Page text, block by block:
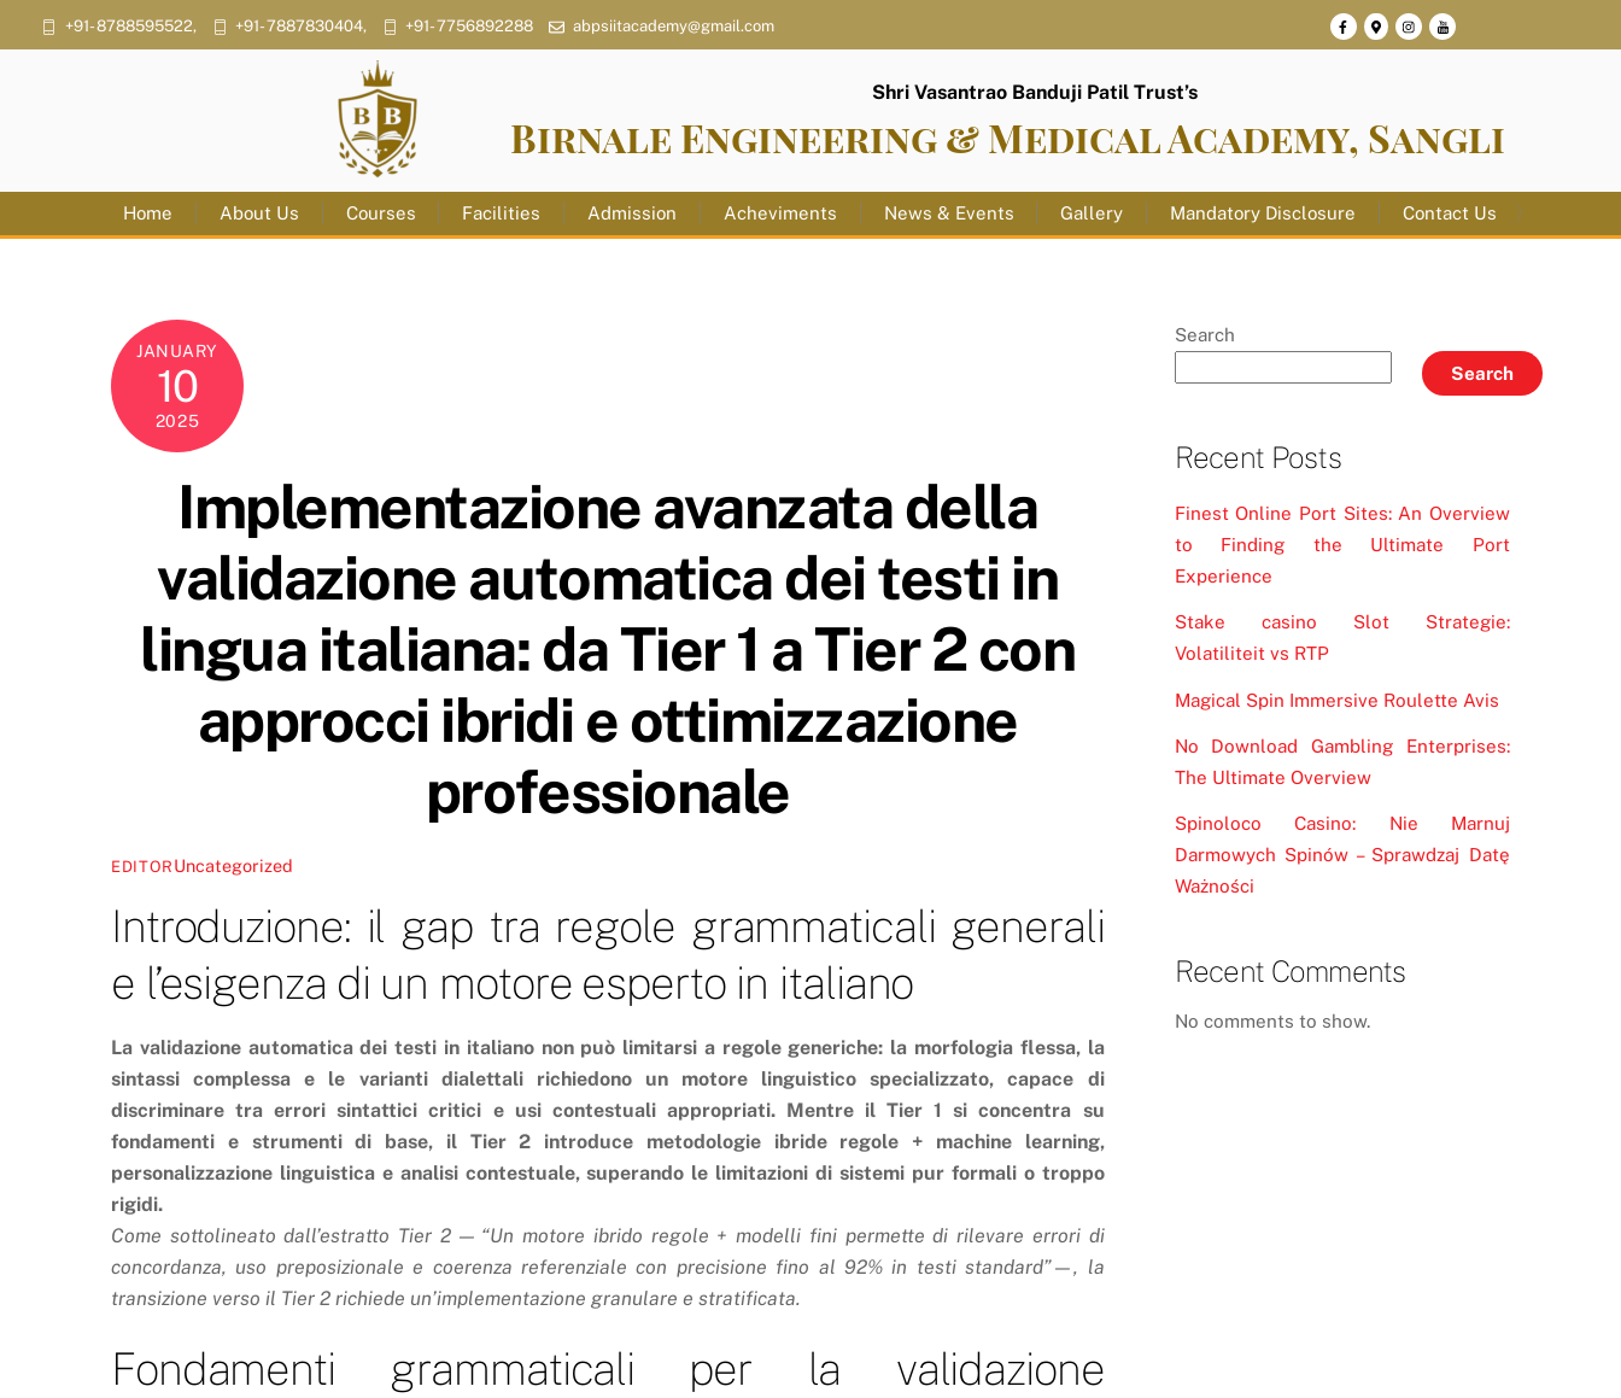
to
+91- 8788595522, +91- 7887830404, +91- 7756892288 abpsiitacademy@gmail.com
Shri Vasantrao Banduji Patil Trust’s
Birnale Engineering & Medical Academy, Sangli
Home About Us Courses Facilities Admission Acheviments News & Events Gallery Mandatory Disclosure Contact Us
JANUARY
10
2025
Implementazione avanzata della
validazione automatica dei testi in
lingua italiana: da Tier 1 a Tier 2 con
approcci ibridi e ottimizzazione
professionale
EDITOR Uncategorized
Introduzione: il gap tra regole grammaticali generali
e l’esigenza di un motore esperto in italiano
La validazione automatica dei testi in italiano non può limitarsi a regole generiche: la morfologia flessa, la
sintassi complessa e le varianti dialettali richiedono un motore linguistico specializzato, capace di
discriminare tra errori sintattici critici e usi contestuali appropriati. Mentre il Tier 1 si concentra su
fondamenti e strumenti di base, il Tier 2 introduce metodologie ibride regole + machine learning,
personalizzazione linguistica e analisi contestuale, superando le limitazioni di sistemi pur formali o troppo
rigidi.
Come sottolineato dall’estratto Tier 2 — “Un motore ibrido regole + modelli fini permette di rilevare errori di
concordanza, uso preposizionale e coerenza referenziale con precisione fino al 92% in testi standard”—, la
transizione verso il Tier 2 richiede un’implementazione granulare e stratificata.
Fondamenti grammaticali per la validazione
Search
Search
Recent Posts
Finest Online Port Sites: An Overview
to Finding the Ultimate Port
Experience
Stake casino Slot Strategie:
Volatiliteit vs RTP
Magical Spin Immersive Roulette Avis
No Download Gambling Enterprises:
The Ultimate Overview
Spinoloco Casino: Nie Marnuj
Darmowych Spinów – Sprawdzaj Datę
Ważności
Recent Comments
No comments to show.